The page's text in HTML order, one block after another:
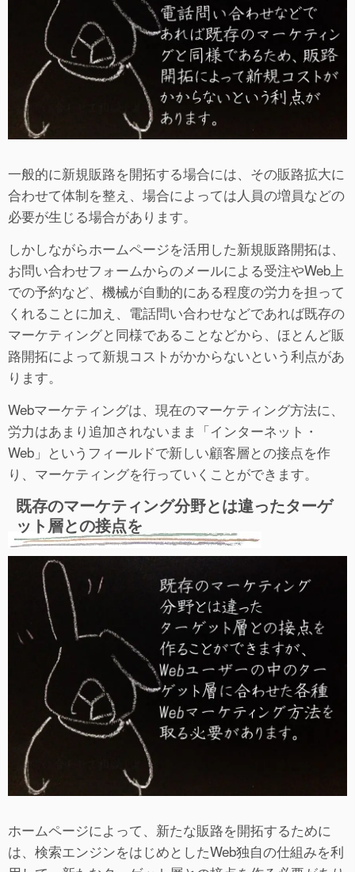
一般的に新規販路を開拓する場合には、その販路拡大に
合わせて体制を整え、場合によっては人員の増員などの
必要が生じる場合があります。
しかしながらホームページを活用した新規販路開拓は、
お問い合わせフォームからのメールによる受注やWeb上
での予約など、機械が自動的にある程度の労力を担って
くれることに加え、電話問い合わせなどであれば既存の
マーケティングと同様であることなどから、ほとんど販
路開拓によって新規コストがかからないという利点があ
ります。
Webマーケティングは、現在のマーケティング方法に、
労力はあまり追加されないまま「インターネット・
Web」というフィールドで新しい顧客層との接点を作
り、マーケティングを行っていくことができます。
既存のマーケティング分野とは違ったターゲ
ット層との接点を
ホームページによって、新たな販路を開拓するために
は、検索エンジンをはじめとしたWeb独自の仕組みを利